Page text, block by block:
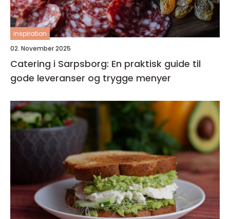
inspiration
02. November 2025
Catering i Sarpsborg: En praktisk guide til
gode leveranser og trygge menyer